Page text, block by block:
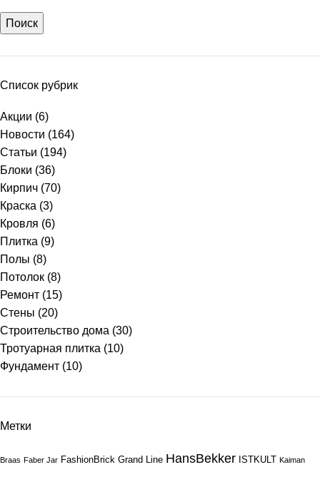
Поиск
Список рубрик
Акции (6)
Новости (164)
Статьи (194)
Блоки (36)
Кирпич (70)
Краска (3)
Кровля (6)
Плитка (9)
Полы (8)
Потолок (8)
Ремонт (15)
Стены (20)
Строительство дома (30)
Тротуарная плитка (10)
Фундамент (10)
Метки
Braas Faber Jar FashionBrick Grand Line HansBekker ISTKULT Kaiman